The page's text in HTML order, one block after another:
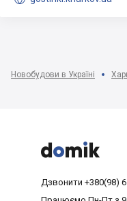
Новобудови в Україні



Дзвонити +380(98)